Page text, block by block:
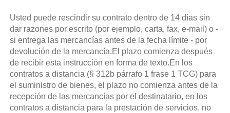
Usted puede rescindir su contrato dentro de 14 días sin
dar razones por escrito (por ejemplo, carta, fax, e-mail) o -
si entrega las mercancías antes de la fecha límite - por
devolución de la mercancía.El plazo comienza después
de recibir esta instrucción en forma de texto.En los
contratos a distancia (§ 312b párrafo 1 frase 1 TCG) para
el suministro de bienes, el plazo no comienza antes de la
recepción de las mercancías por el destinatario, en los
contratos a distancia para la prestación de servicios, no